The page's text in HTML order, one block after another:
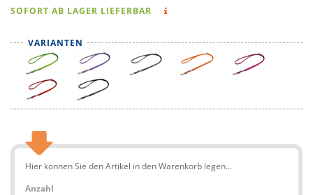
SOFORT AB LAGER LIEFERBAR
VARIANTEN
Hier können Sie den Artikel in den Warenkorb legen...
Anzahl